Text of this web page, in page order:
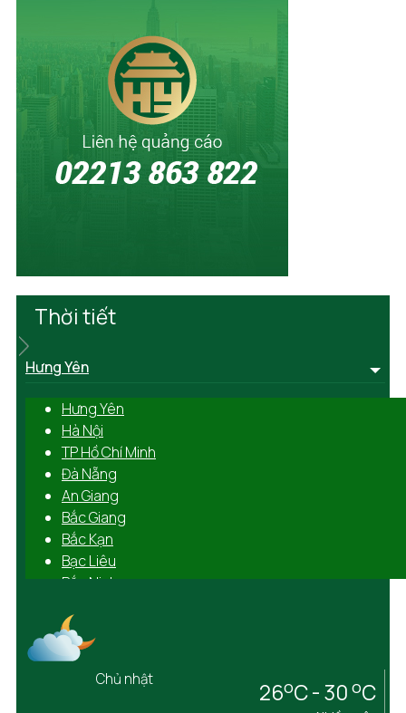
Thời tiết
Hưng Yên
Hưng Yên
Hà Nội
TP Hồ Chí Minh
Đà Nẵng
An Giang
Bắc Giang
Bắc Kạn
Bạc Liêu
Bắc Ninh
Bình Định
Bình Dương
Bình Phước
Bình Thuận
26oC - 30oC
Chủ nhật